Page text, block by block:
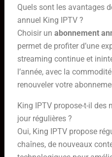
Quels sont les avantages
annuel King IPTV ?
Choisir un abonnement
permet de profiter d’une
streaming continue et
l’année, avec la
renouveler votre
King IPTV propose-t-il des
jour régulières ?
Oui, King IPTV propose
chaînes, de nouveaux